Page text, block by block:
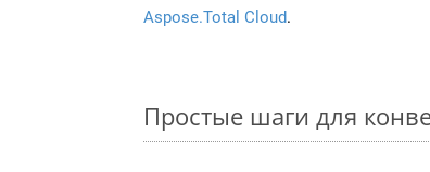
Aspose.Total Cloud.
Простые шаги для